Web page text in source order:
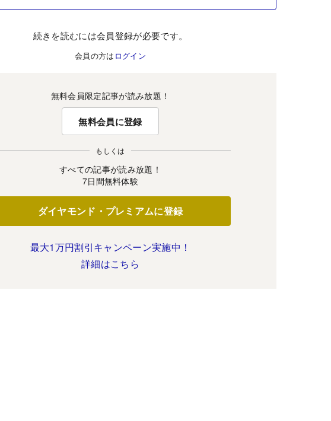
続きを読むには会員登録が必要です。
会員の方は ログイン
無料会員限定記事が読み放題！
無料会員に登録
もしくは
すべての記事が読み放題！
7日間無料体験
ダイヤモンド・プレミアムに登録
最大1万円割引キャンペーン実施中！
詳細はこちら